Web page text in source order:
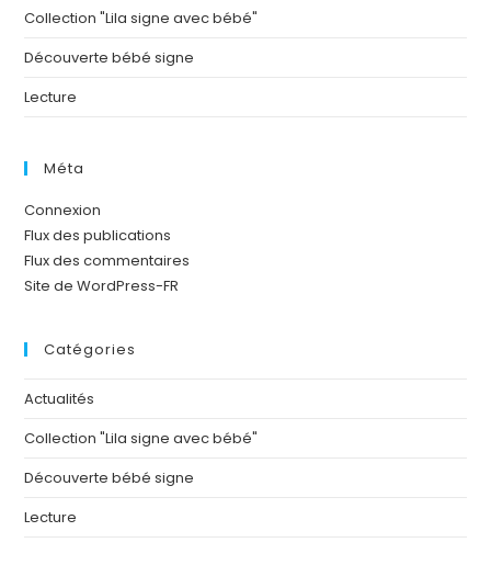
Collection "Lila signe avec bébé"
Découverte bébé signe
Lecture
Méta
Connexion
Flux des publications
Flux des commentaires
Site de WordPress-FR
Catégories
Actualités
Collection "Lila signe avec bébé"
Découverte bébé signe
Lecture